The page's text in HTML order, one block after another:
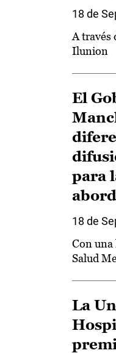
18 de
A través
Ilunion
El
para
18 de
Con una
Salud
La